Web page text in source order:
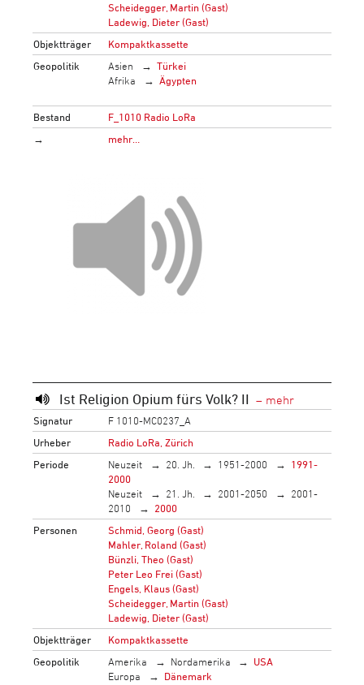
Scheidegger, Martin (Gast)
Ladewig, Dieter (Gast)
Objektträger
Kompaktkassette
Geopolitik
Asien
Türkei
Afrika
Ägypten
Bestand
F_1010 Radio LoRa
→
mehr…
Ist Religion Opium fürs Volk? II
Signatur
F 1010-MC0237_A
Urheber
Radio LoRa, Zürich
Periode
Neuzeit 20. Jh. 1951-2000
1991-
2000
Neuzeit
21. Jh. 2001-2050
2001-
2010
2000
Personen
Schmid, Georg (Gast)
Mahler, Roland (Gast)
Bünzli, Theo (Gast)
Peter Leo Frei (Gast)
Engels, Klaus (Gast)
Scheidegger, Martin (Gast)
Ladewig, Dieter (Gast)
Objektträger
Kompaktkassette
Geopolitik
Amerika Nordamerika
USA
Europa
Dänemark